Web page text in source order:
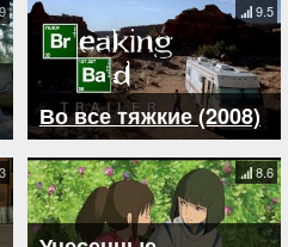
Во все тяжкие (2008)
9.5
8.6